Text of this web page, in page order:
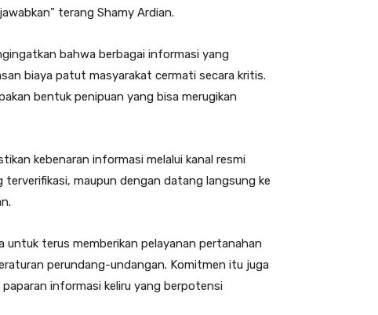
terang Shamy Ardian.
bahwa berbagai informasi yang
biaya patut masyarakat cermati secara kritis.
bentuk penipuan yang bisa merugikan
kebenaran informasi melalui kanal resmi
maupun dengan datang langsung ke
untuk terus memberikan pelayanan pertanahan
perundang-undangan. Komitmen itu juga
informasi keliru yang berpotensi